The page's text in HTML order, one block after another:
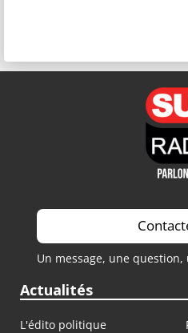
Un message, une
Actualités
L'édito politique